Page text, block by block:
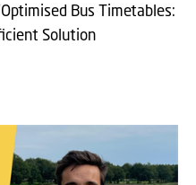
Bus Timetables:
Solution